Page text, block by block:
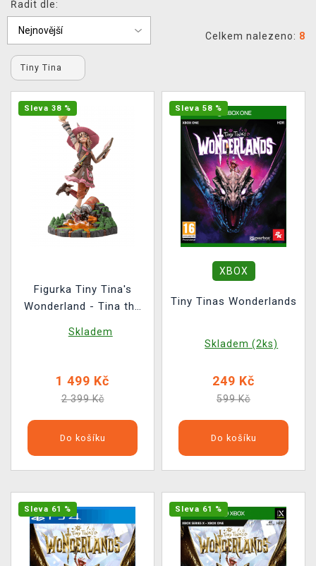
DOPRAVA
XZONE KLUB
TCG & BOARDGAME HUB
VÝKUP HER (BAZAR)
Řadit dle:
Celkem nalezeno: 8
Tiny Tina
Sleva 38 %
Figurka Tiny Tina's
Wonderland - Tina the
Skladem
1 499 Kč
2 399 Kč
Do košíku
Sleva 58 %
XBOX
Tiny Tinas Wonderlands
Skladem (2ks)
249 Kč
599 Kč
Do košíku
Sleva 61 % Sleva 61 %